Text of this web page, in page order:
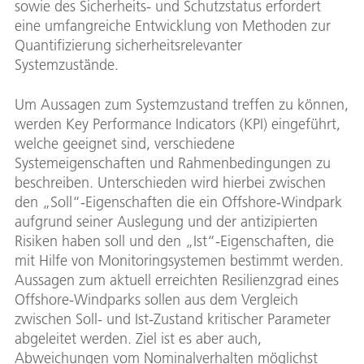
sowie des Sicherheits- und Schutzstatus erfordert
eine umfangreiche Entwicklung von Methoden zur
Quantifizierung sicherheitsrelevanter
Systemzustände.
Um Aussagen zum Systemzustand treffen zu können,
werden Key Performance Indicators (KPI) eingeführt,
welche geeignet sind, verschiedene
Systemeigenschaften und Rahmenbedingungen zu
beschreiben. Unterschieden wird hierbei zwischen
den „Soll“-Eigenschaften die ein Offshore-Windpark
aufgrund seiner Auslegung und der antizipierten
Risiken haben soll und den „Ist“-Eigenschaften, die
mit Hilfe von Monitoringsystemen bestimmt werden.
Aussagen zum aktuell erreichten Resilienzgrad eines
Offshore-Windparks sollen aus dem Vergleich
zwischen Soll- und Ist-Zustand kritischer Parameter
abgeleitet werden. Ziel ist es aber auch,
Abweichungen vom Nominalverhalten möglichst